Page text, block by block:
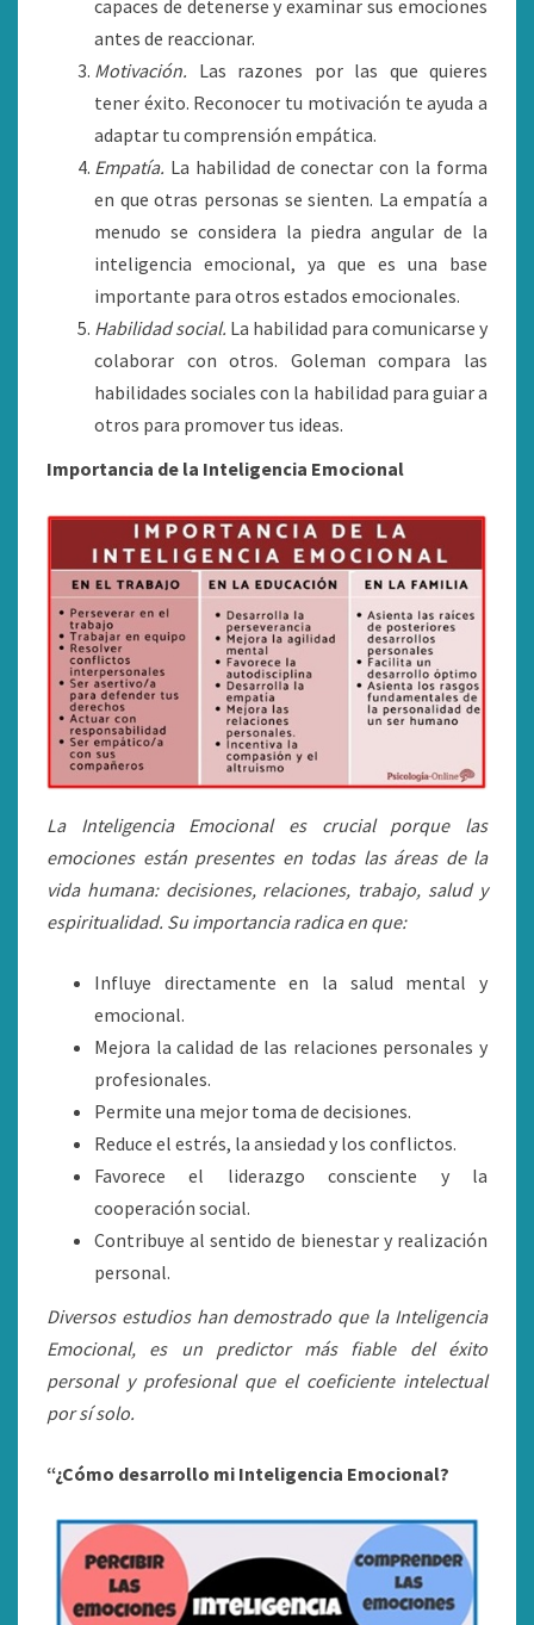
capaces de detenerse y examinar sus emociones
antes de reaccionar.
Motivación. Las razones por las que quieres
tener éxito. Reconocer tu motivación te ayuda a
adaptar tu comprensión empática.
Empatía. La habilidad de conectar con la forma
en que otras personas se sienten. La empatía a
menudo se considera la piedra angular de la
inteligencia emocional, ya que es una base
importante para otros estados emocionales.
Habilidad social. La habilidad para comunicarse y
colaborar con otros. Goleman compara las
habilidades sociales con la habilidad para guiar a
otros para promover tus ideas.
Importancia de la Inteligencia Emocional
La Inteligencia Emocional es crucial porque las
emociones están presentes en todas las áreas de la
vida humana: decisiones, relaciones, trabajo, salud y
espiritualidad. Su importancia radica en que:
Influye directamente en la salud mental y
emocional.
Mejora la calidad de las relaciones personales y
profesionales.
Permite una mejor toma de decisiones.
Reduce el estrés, la ansiedad y los conflictos.
Favorece el liderazgo consciente y la
cooperación social.
Contribuye al sentido de bienestar y realización
personal.
Diversos estudios han demostrado que la Inteligencia
Emocional, es un predictor más fiable del éxito
personal y profesional que el coeficiente intelectual
por sí solo.
“¿Cómo desarrollo mi Inteligencia Emocional?